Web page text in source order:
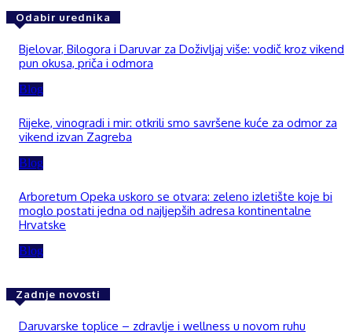
Odabir urednika
Bjelovar, Bilogora i Daruvar za Doživljaj više: vodič kroz vikend
pun okusa, priča i odmora
Blog
Rijeke, vinogradi i mir: otkrili smo savršene kuće za odmor za
vikend izvan Zagreba
Blog
Arboretum Opeka uskoro se otvara: zeleno izletište koje bi
moglo postati jedna od najljepših adresa kontinentalne
Hrvatske
Blog
Zadnje novosti
Daruvarske toplice – zdravlje i wellness u novom ruhu